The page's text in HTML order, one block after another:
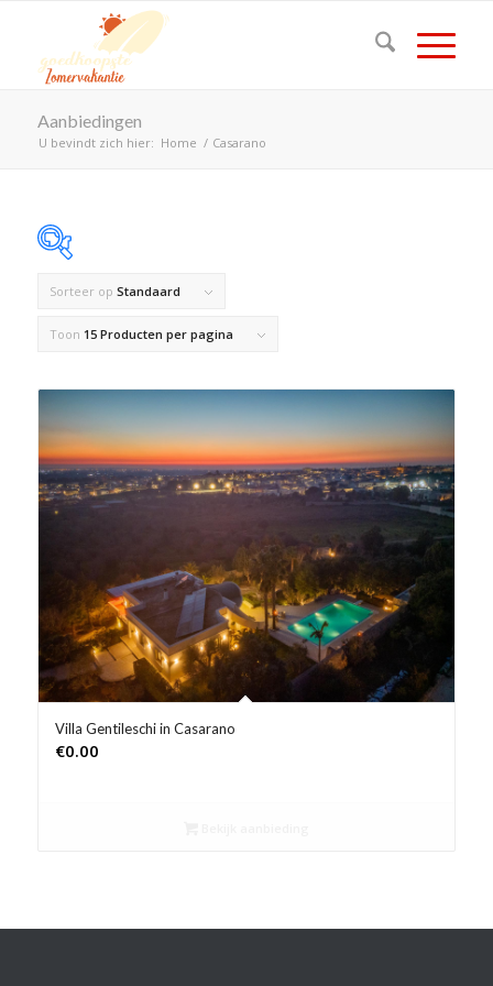
Aanbiedingen
U bevindt zich hier: Home / Casarano
Op voorraad
Product Land
Product Maximaal aantal personen
Product Prijs vanaf €
Product Reisorganisatie
Product Type vakantie
Sorteer op Standaard
Toon 15 Producten per pagina
Villa Gentileschi in Casarano
€0.00